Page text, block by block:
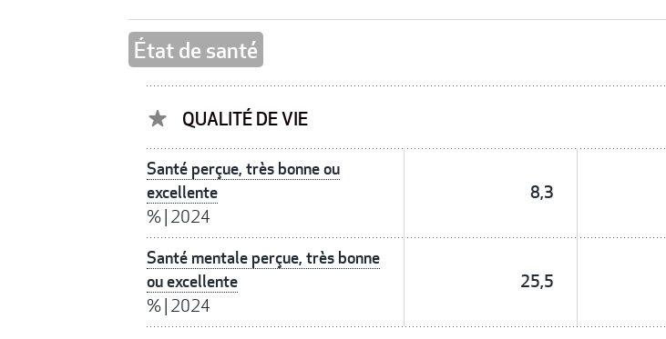
État de santé
QUALITÉ DE VIE
Santé perçue, très bonne ou
excellente
%| 2024
8,3
Santé mentale perçue, très bonne
ou excellente
%| 2024
25,5